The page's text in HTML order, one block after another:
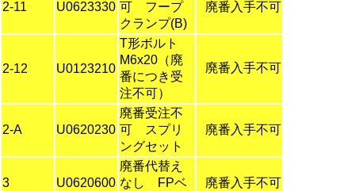
2-11 U0623330 可 フープ
クランプ(B)
廃番入手不可
2-12 U0123210
T形ボルト
M6x20（廃
番につき受
注不可）
廃番入手不可
2-A U0620230
廃番受注不
可 スプリ
ングセット
廃番入手不可
3 U0620600
廃番代替え
なし FPベ
廃番入手不可